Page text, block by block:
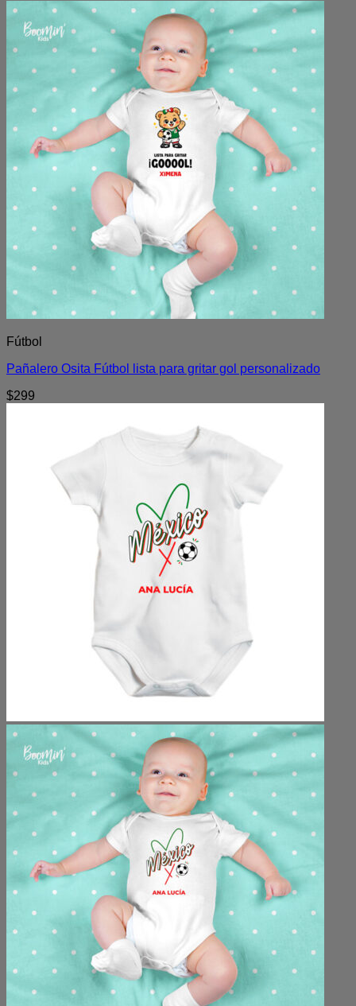
Fútbol
Pañalero Osita Fútbol lista para gritar gol personalizado
$299